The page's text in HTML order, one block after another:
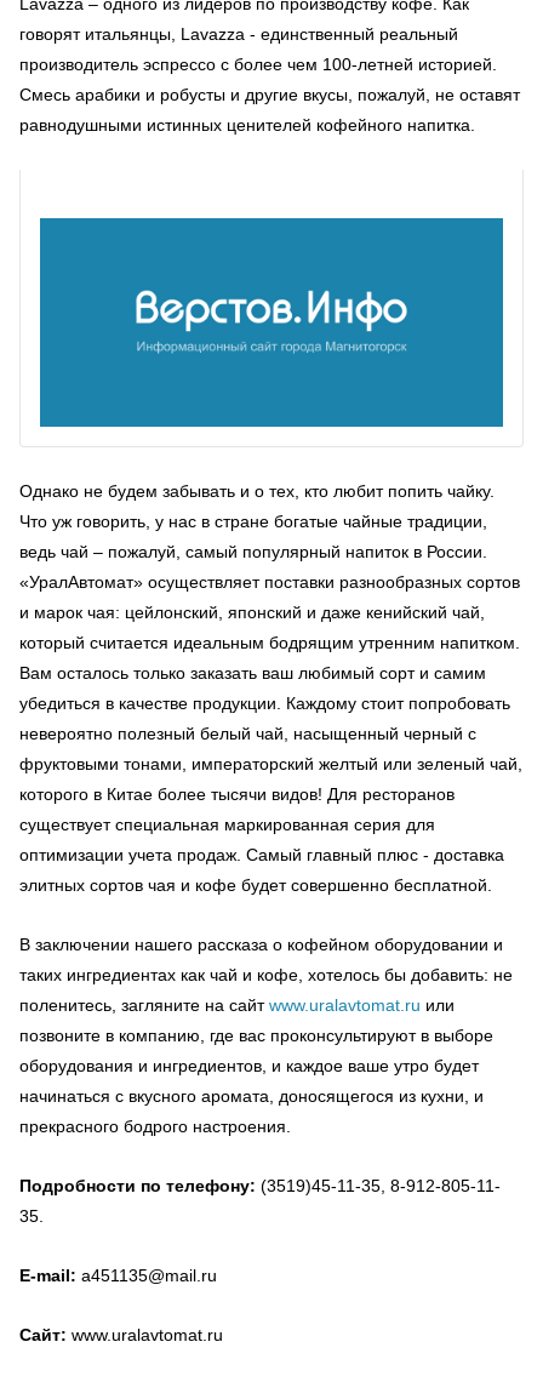
говорят итальянцы, Lavazza - единственный реальный
производитель эспрессо с более чем 100-летней историей.
Смесь арабики и робусты и другие вкусы, пожалуй, не оставят
равнодушными истинных ценителей кофейного напитка.
Однако не будем забывать и о тех, кто любит попить чайку.
Что уж говорить, у нас в стране богатые чайные традиции,
ведь чай – пожалуй, самый популярный напиток в России.
«УралАвтомат» осуществляет поставки разнообразных сортов
и марок чая: цейлонский, японский и даже кенийский чай,
который считается идеальным бодрящим утренним напитком.
Вам осталось только заказать ваш любимый сорт и самим
убедиться в качестве продукции. Каждому стоит попробовать
невероятно полезный белый чай, насыщенный черный с
фруктовыми тонами, императорский желтый или зеленый чай,
которого в Китае более тысячи видов! Для ресторанов
существует специальная маркированная серия для
оптимизации учета продаж. Самый главный плюс - доставка
элитных сортов чая и кофе будет совершенно бесплатной.
В заключении нашего рассказа о кофейном оборудовании и
таких ингредиентах как чай и кофе, хотелось бы добавить: не
поленитесь, загляните на сайтwww.uralavtomat.ru или
позвоните в компанию, где вас проконсультируют в выборе
оборудования и ингредиентов, и каждое ваше утро будет
начинаться с вкусного аромата, доносящегося из кухни, и
прекрасного бодрого настроения.
Подробности по телефону: (3519)45-11-35, 8-912-805-11-
35.
E-mail: a451135@mail.ru
Сайт: www.uralavtomat.ru